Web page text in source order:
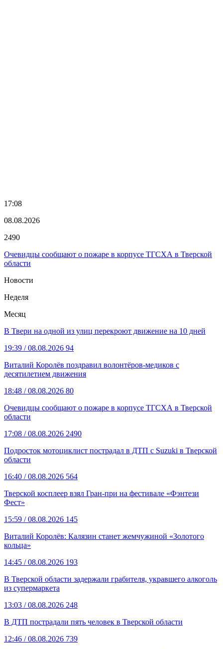
17:08
08.08.2026
2490
Очевидцы сообщают о пожаре в корпусе ТГСХА в Тверской
области
Новости
Неделя
Месяц
В Твери на одной из улиц перекроют движение на 10 дней
19:39 / 08.08.2026 94
Виталий Королёв поздравил волонтёров-медиков с
десятилетием движения
18:48 / 08.08.2026 80
Очевидцы сообщают о пожаре в корпусе ТГСХА в Тверской
области
17:08 / 08.08.2026 2490
Подросток мотоциклист пострадал в ДТП с Suzuki в Тверской
области
16:40 / 08.08.2026 564
Тверской косплеер взял Гран-при на фестивале «Фэнтези
Фест»
15:59 / 08.08.2026 145
Виталий Королёв: Калязин станет жемчужиной «Золотого
кольца»
14:45 / 08.08.2026 193
В Тверской области задержали грабителя, укравшего алкоголь
из супермаркета
13:03 / 08.08.2026 248
В ДТП пострадали пять человек в Тверской области
12:46 / 08.08.2026 739